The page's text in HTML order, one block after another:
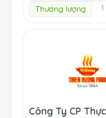
Thương lượng
Công Ty CP